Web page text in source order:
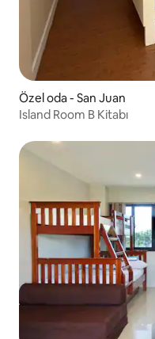
Özel oda - San Juan
Island Room B Kitabı